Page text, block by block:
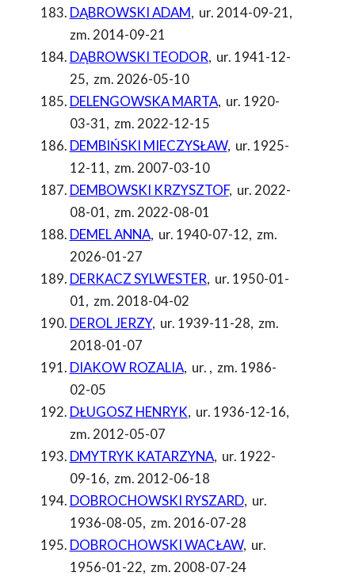
DĄBROWSKI ADAM, ur. 2014-09-21,
zm. 2014-09-21
DĄBROWSKI TEODOR, ur. 1941-12-
25, zm. 2026-05-10
DELENGOWSKA MARTA, ur. 1920-
03-31, zm. 2022-12-15
DEMBIŃSKI MIECZYSŁAW, ur. 1925-
12-11, zm. 2007-03-10
DEMBOWSKI KRZYSZTOF, ur. 2022-
08-01, zm. 2022-08-01
DEMEL ANNA, ur. 1940-07-12, zm.
2026-01-27
DERKACZ SYLWESTER, ur. 1950-01-
01, zm. 2018-04-02
DEROL JERZY, ur. 1939-11-28, zm.
2018-01-07
DIAKOW ROZALIA, ur. , zm. 1986-
02-05
DŁUGOSZ HENRYK, ur. 1936-12-16,
zm. 2012-05-07
DMYTRYK KATARZYNA, ur. 1922-
09-16, zm. 2012-06-18
DOBROCHOWSKI RYSZARD, ur.
1936-08-05, zm. 2016-07-28
DOBROCHOWSKI WACŁAW, ur.
1956-01-22, zm. 2008-07-24